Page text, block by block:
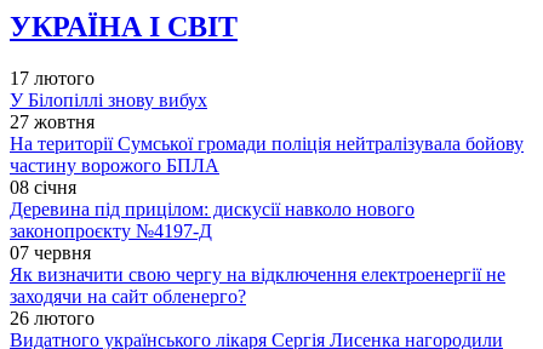
УКРАЇНА І СВІТ
17 лютого
У Білопіллі знову вибух
27 жовтня
На території Сумської громади поліція нейтралізувала бойову
частину ворожого БПЛА
08 січня
Деревина під прицілом: дискусії навколо нового
законопроєкту №4197-Д
07 червня
Як визначити свою чергу на відключення електроенергії не
заходячи на сайт обленерго?
26 лютого
Видатного українського лікаря Сергія Лисенка нагородили